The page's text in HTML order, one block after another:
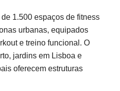
1.500 espaços de fitness
urbanas, equipados
e treino funcional. O
jardins em Lisboa e
oferecem estruturas